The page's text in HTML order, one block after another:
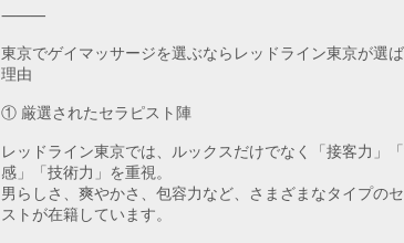
⸻
東京でゲイマッサージを選ぶならレッドライン東京が選
理由
① 厳選されたセラピスト陣
レッドライン東京では、ルックスだけでなく「接客力」
感」「技術力」を重視。
男らしさ、爽やかさ、包容力など、さまざまなタイプの
ストが在籍しています。